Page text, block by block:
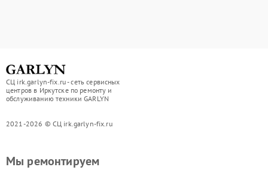
СЦ irk.garlyn-fix.ru - сеть сервисных
центров в Иркутске по ремонту и
обслуживанию техники GARLYN
2021-2026 © СЦ irk.garlyn-fix.ru
Мы ремонтируем